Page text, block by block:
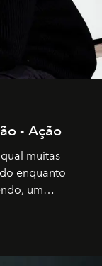
- Ação
muitas
enquanto
um
muitos
na vida e